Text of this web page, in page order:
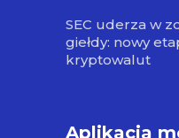
SEC uderza w
giełdy: nowy
kryptowalut
Aplikacja